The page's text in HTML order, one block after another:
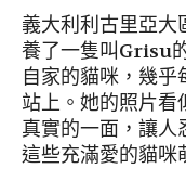
義大利利古里亞
養了一隻叫Grisu
自家的貓咪，幾
站上。她的照片看
真實的一面，讓人
這些充滿愛的貓咪